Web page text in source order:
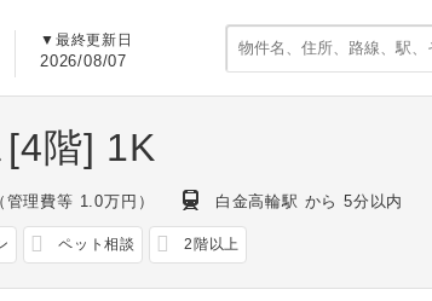
▼最終更新日
2026/08/07
階] 1K
（管理費等 1.0万円） 白金高輪駅 から 5分以内
ペット相談 2階以上